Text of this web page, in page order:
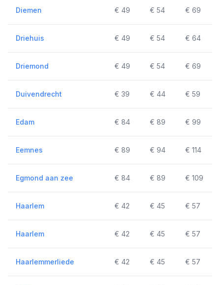
Diemen € 49 € 54 € 69
Driehuis € 49 € 54 € 64
Driemond € 49 € 54 € 69
Duivendrecht € 39 € 44 € 59
Edam € 84 € 89 € 99
Eemnes € 89 € 94 € 114
Egmond aan zee € 84 € 89 € 109
Haarlem € 42 € 45 € 57
Haarlem € 42 € 45 € 57
Haarlemmerliede € 42 € 45 € 57